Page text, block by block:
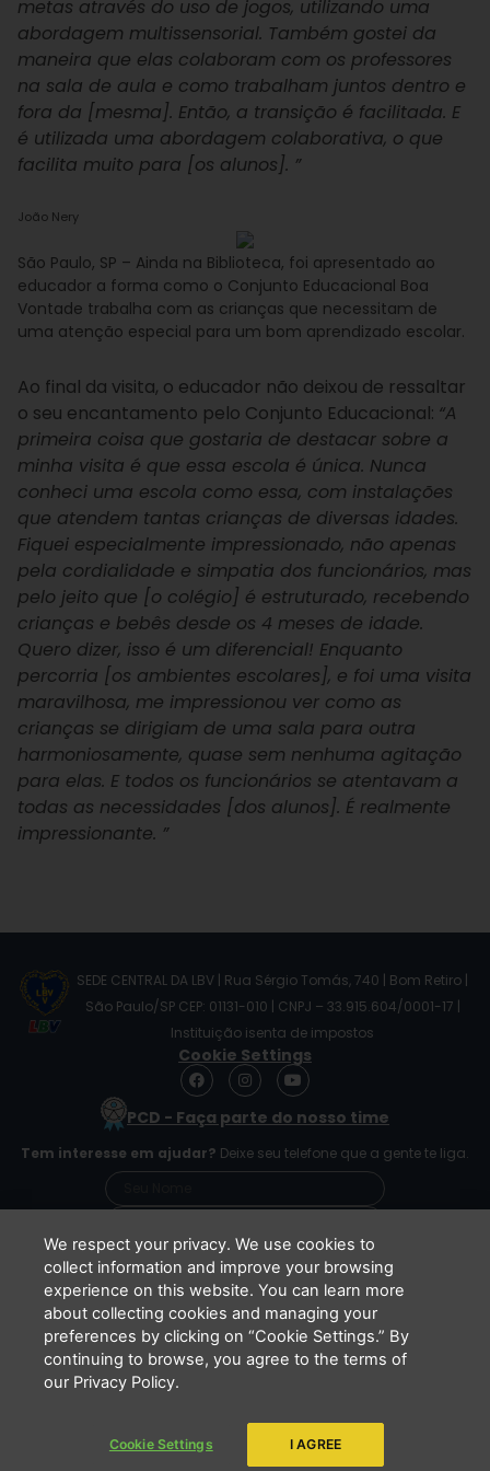
metas através do uso de jogos, utilizando uma
abordagem multissensorial. Também gostei da
maneira que elas colaboram com os professores
na sala de aula e como trabalham juntos dentro e
fora da [mesma]. Então, a transição é facilitada. E
é utilizada uma abordagem colaborativa, o que
facilita muito para [os alunos]. ”
João Nery
São Paulo, SP – Ainda na Biblioteca, foi apresentado ao
educador a forma como o Conjunto Educacional Boa
Vontade trabalha com as crianças que necessitam de
uma atenção especial para um bom aprendizado escolar.
Ao final da visita, o educador não deixou de ressaltar
o seu encantamento pelo Conjunto Educacional: “A
primeira coisa que gostaria de destacar sobre a
minha visita é que essa escola é única. Nunca
conheci uma escola como essa, com instalações
que atendem tantas crianças de diversas idades.
Fiquei especialmente impressionado, não apenas
pela cordialidade e simpatia dos funcionários, mas
pelo jeito que [o colégio] é estruturado, recebendo
crianças e bebês desde os 4 meses de idade.
Quero dizer, isso é um diferencial! Enquanto
percorria [os ambientes escolares], e foi uma visita
maravilhosa, me impressionou ver como as
crianças se dirigiam de uma sala para outra
harmoniosamente, quase sem nenhuma agitação
para elas. E todos os funcionários se atentavam a
todas as necessidades [dos alunos]. É realmente
impressionante. ”
SEDE CENTRAL DA LBV | Rua Sérgio Tomás, 740 | Bom Retiro |
São Paulo/SP CEP: 01131-010 | CNPJ – 33.915.604/0001-17 |
Instituição isenta de impostos
Cookie Settings
F
a
e
o
o
I
n
s
t
g
r
m
Y
o
t
b
e
PCD - Faça parte do nosso time
Tem interesse em ajudar? Deixe seu telefone que a gente te liga.
Li e concordo que minhas informações serão
tratadas de acordo com oAviso de Privacidade
da LBV
ENVIAR
Copyright 2026 - LBV - Legião da Boa Vontade. Todos os direitos
reservados.
We respect your privacy. We use cookies to
collect information and improve your browsing
experience on this website. You can learn more
about collecting cookies and managing your
preferences by clicking on “Cookie Settings.” By
continuing to browse, you agree to the terms of
our Privacy Policy.
Cookie Settings I AGREE